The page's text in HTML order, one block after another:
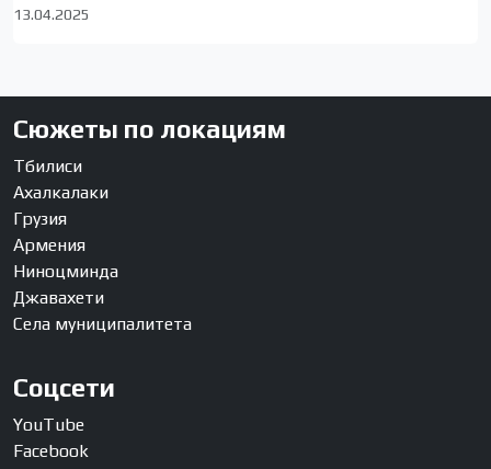
13.04.2025
Сюжеты по локациям
Тбилиси
Ахалкалаки
Грузия
Армения
Ниноцминда
Джавахети
Села муниципалитета
Соцсети
YouTube
Facebook